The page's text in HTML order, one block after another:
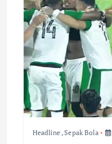
g
a
t
o
Headline, Sepak Bola